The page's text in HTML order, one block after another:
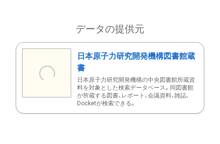
データの提供元
日本原子力研究開発機構図書館蔵
書
日本原子力研究開発機構の中央図書館所蔵資
料を対象とした検索データベース。同図書館
が所蔵する図書、レポート、会議資料、雑誌、
Docketが検索できる。